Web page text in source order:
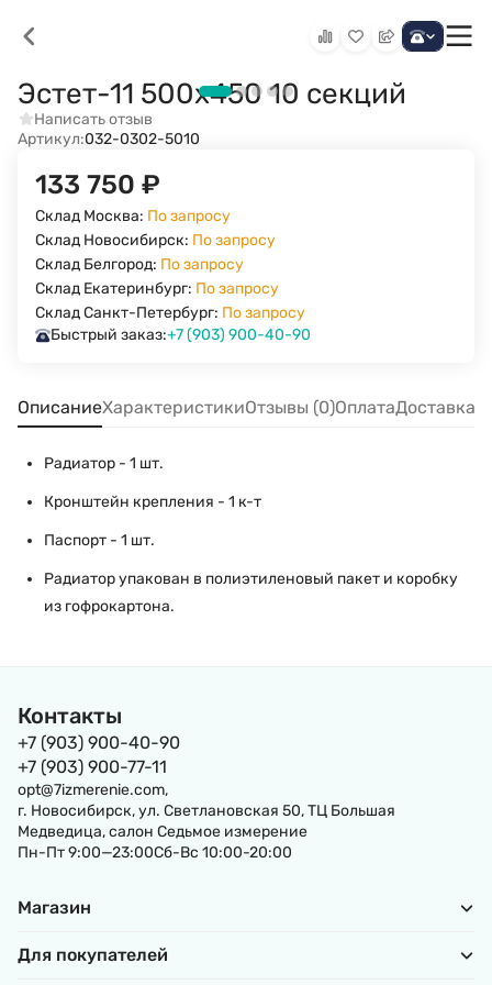
Эстет-11 500х450 10 секций
Написать отзыв
Артикул:032-0302-5010
133 750 ₽
Склад Москва: По запросу
Склад Новосибирск: По запросу
Склад Белгород: По запросу
Склад Екатеринбург: По запросу
Склад Санкт-Петербург: По запросу
Быстрый заказ:+7 (903) 900-40-90
ОписаниеХарактеристикиОтзывы (0)ОплатаДоставка
Радиатор - 1 шт.
Кронштейн крепления - 1 к-т
Паспорт - 1 шт.
Радиатор упакован в полиэтиленовый пакет и коробку
из гофрокартона.
Контакты
+7 (903) 900-40-90
+7 (903) 900-77-11
opt@7izmerenie.com,
г. Новосибирск, ул. Светлановская 50, ТЦ Большая
Медведица, салон Седьмое измерение
Пн-Пт 9:00—23:00Сб-Вс 10:00-20:00
Магазин
Для покупателей